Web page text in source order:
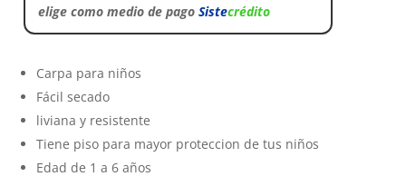
elige como medio de pago Sistecrédito
Carpa para niños
Fácil secado
liviana y resistente
Tiene piso para mayor proteccion de tus niños
Edad de 1 a 6 años